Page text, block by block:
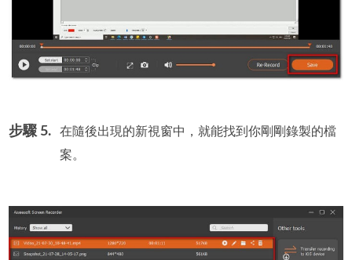
步驟 5.
在隨後出現的新視窗中，就能找到你剛剛錄製的檔
案。